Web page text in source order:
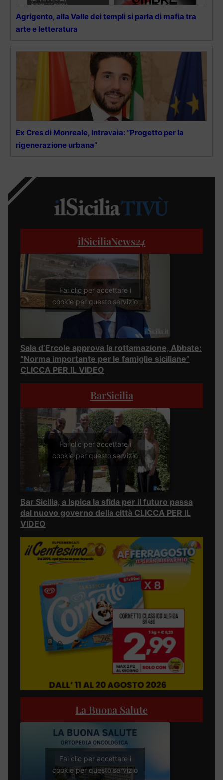
Agrigento, alla Valle dei templi si parla di mafia tra
arte e letteratura
Ex Cres di Monreale, Intravaia: “Progetto per la
rigenerazione urbana”
ilSiciliaNews24
Fai clic per accettare i
cookie per questo servizio
Sala d’Ercole approva la rottamazione, Abbate:
“Norma importante per le famiglie siciliane”
CLICCA PER IL VIDEO
BarSicilia
Fai clic per accettare i
cookie per questo servizio
Bar Sicilia, a Ispica la sfida per il futuro passa
dal nuovo governo della città CLICCA PER IL
VIDEO
La Buona Salute
Fai clic per accettare i
cookie per questo servizio